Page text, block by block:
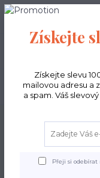
Získejte
Získejte slevu
mailovou adresu a
a spam. Váš
Přeji si